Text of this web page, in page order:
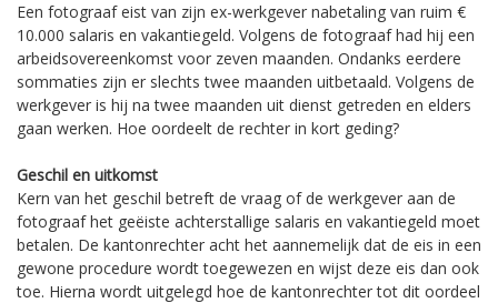
Een fotograaf eist van zijn ex-werkgever nabetaling van ruim €
10.000 salaris en vakantiegeld. Volgens de fotograaf had hij een
arbeidsovereenkomst voor zeven maanden. Ondanks eerdere
sommaties zijn er slechts twee maanden uitbetaald. Volgens de
werkgever is hij na twee maanden uit dienst getreden en elders
gaan werken. Hoe oordeelt de rechter in kort geding?
Geschil en uitkomst
Kern van het geschil betreft de vraag of de werkgever aan de
fotograaf het geëiste achterstallige salaris en vakantiegeld moet
betalen. De kantonrechter acht het aannemelijk dat de eis in een
gewone procedure wordt toegewezen en wijst deze eis dan ook
toe. Hierna wordt uitgelegd hoe de kantonrechter tot dit oordeel